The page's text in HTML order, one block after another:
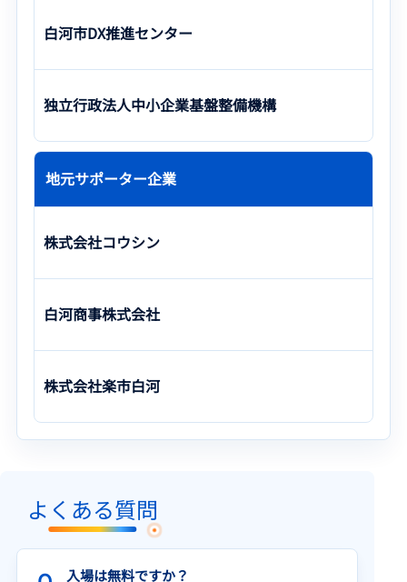
白河市DX推進センター
独立行政法人中小企業基盤整備機構
地元サポーター企業
株式会社コウシン
白河商事株式会社
株式会社楽市白河
よくある質問
入場は無料ですか？